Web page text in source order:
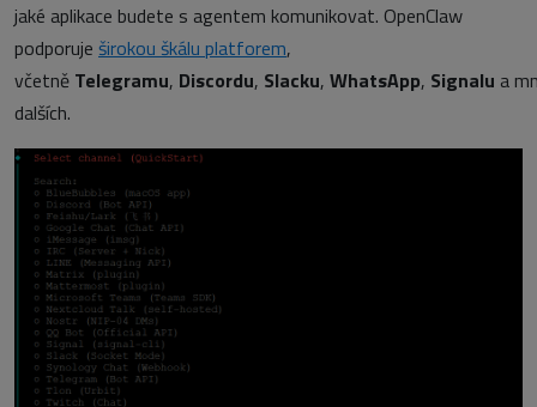
jaké aplikace budete s agentem komunikovat. OpenClaw
podporuje širokou škálu platforem,
včetně Telegramu, Discordu, Slacku, WhatsApp, Signalu a
dalších.